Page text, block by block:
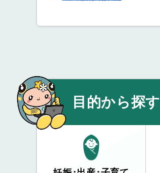
目的から探す